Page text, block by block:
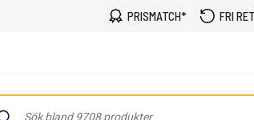
PRISMATCH* FRI